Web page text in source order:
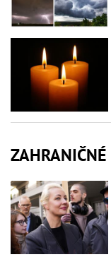
ZAHRANIČNÉ